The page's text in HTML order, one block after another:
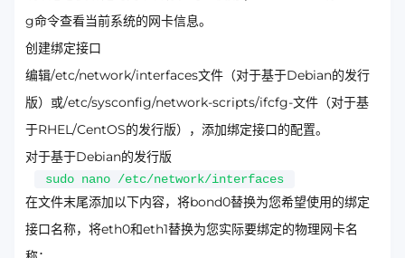
g命令查看当前系统的网卡信息。
创建绑定接口
编辑/etc/network/interfaces文件（对于基于Debian的发行
版）或/etc/sysconfig/network-scripts/ifcfg-文件（对于基
于RHEL/CentOS的发行版），添加绑定接口的配置。
对于基于Debian的发行版
sudo nano /etc/network/interfaces
在文件末尾添加以下内容，将bond0替换为您希望使用的绑定
接口名称，将eth0和eth1替换为您实际要绑定的物理网卡名